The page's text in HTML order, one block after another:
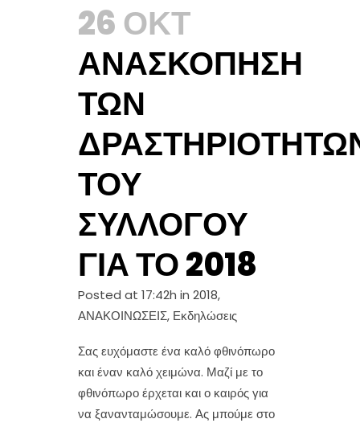
26 ΟΚΤ
ΑΝΑΣΚΌΠΗΣΗ
ΤΩΝ
ΤΟΥ
ΣΥΛΛΌΓΟΥ
ΓΙΑ ΤΟ 2018
Posted at 17:42h in 2018,
ΑΝΑΚΟΙΝΩΣΕΙΣ, Εκδηλώσεις
Σας ευχόμαστε ένα καλό φθινόπωρο
και έναν καλό χειμώνα. Μαζί με το
φθινόπωρο έρχεται και ο καιρός για
να ξανανταμώσουμε. Ας μπούμε στο